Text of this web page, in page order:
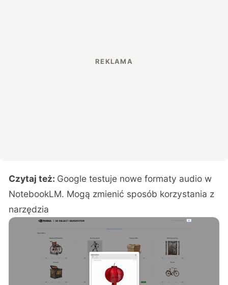
Czytaj też: Google testuje nowe formaty audio w
NotebookLM. Mogą zmienić sposób korzystania z
narzędzia